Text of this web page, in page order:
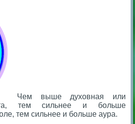
Чем выше духовная или
тем сильнее и больше
тем сильнее и больше аура.